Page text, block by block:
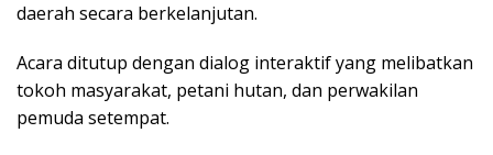
daerah secara berkelanjutan.
Acara ditutup dengan dialog interaktif yang melibatkan
tokoh masyarakat, petani hutan, dan perwakilan
pemuda setempat.